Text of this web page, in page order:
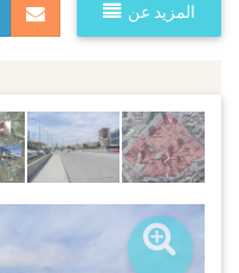
المزيد عن